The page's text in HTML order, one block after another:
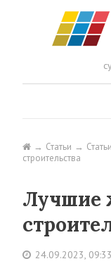
Статьи Статьи
строительства
Лучшие
24.09.2023,